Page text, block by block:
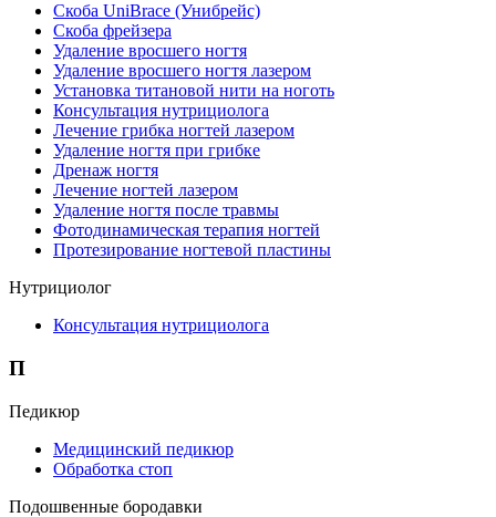
Скоба UniBrace (Унибрейс)
Скоба фрейзера
Удаление вросшего ногтя
Удаление вросшего ногтя лазером
Установка титановой нити на ноготь
Консультация нутрициолога
Лечение грибка ногтей лазером
Удаление ногтя при грибке
Дренаж ногтя
Лечение ногтей лазером
Удаление ногтя после травмы
Фотодинамическая терапия ногтей
Протезирование ногтевой пластины
Нутрициолог
Консультация нутрициолога
П
Педикюр
Медицинский педикюр
Обработка стоп
Подошвенные бородавки